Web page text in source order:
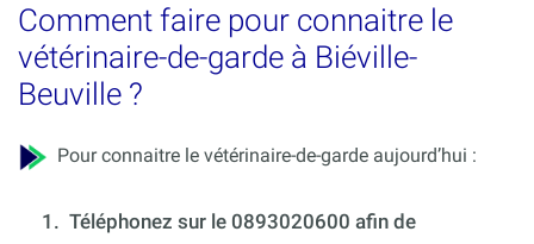
Comment faire pour connaitre le
vétérinaire-de-garde à Biéville-
Beuville ?
Pour connaitre le vétérinaire-de-garde aujourd’hui :
1. Téléphonez sur le 0893020600 afin de